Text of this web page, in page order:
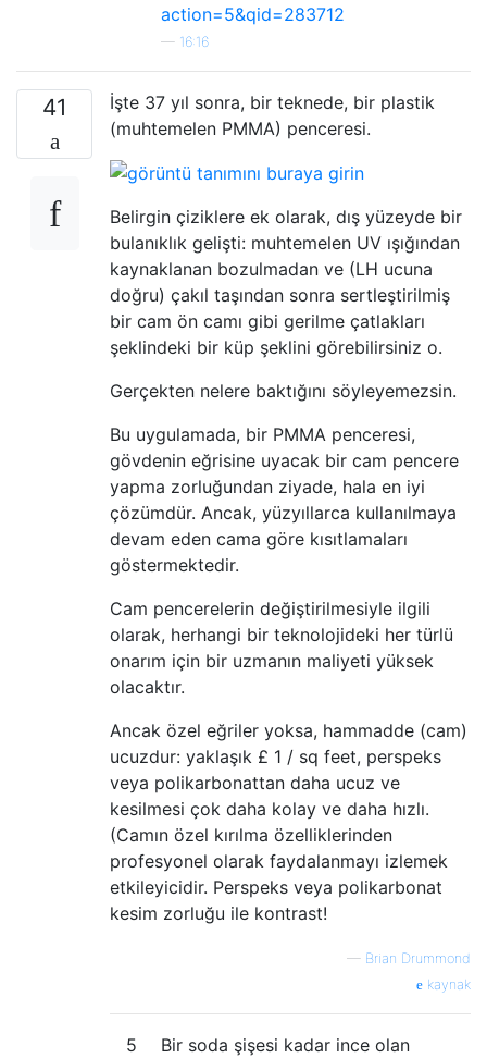
action=5&qid=283712
— 16:16
41
İşte 37 yıl sonra, bir teknede, bir plastik
(muhtemelen PMMA) penceresi.
Belirgin çiziklere ek olarak, dış yüzeyde bir
bulanıklık gelişti: muhtemelen UV ışığından
kaynaklanan bozulmadan ve (LH ucuna
doğru) çakıl taşından sonra sertleştirilmiş
bir cam ön camı gibi gerilme çatlakları
şeklindeki bir küp şeklini görebilirsiniz o.
Gerçekten nelere baktığını söyleyemezsin.
Bu uygulamada, bir PMMA penceresi,
gövdenin eğrisine uyacak bir cam pencere
yapma zorluğundan ziyade, hala en iyi
çözümdür. Ancak, yüzyıllarca kullanılmaya
devam eden cama göre kısıtlamaları
göstermektedir.
Cam pencerelerin değiştirilmesiyle ilgili
olarak, herhangi bir teknolojideki her türlü
onarım için bir uzmanın maliyeti yüksek
olacaktır.
Ancak özel eğriler yoksa, hammadde (cam)
ucuzdur: yaklaşık £ 1 / sq feet, perspeks
veya polikarbonattan daha ucuz ve
kesilmesi çok daha kolay ve daha hızlı.
(Camın özel kırılma özelliklerinden
profesyonel olarak faydalanmayı izlemek
etkileyicidir. Perspeks veya polikarbonat
kesim zorluğu ile kontrast!
— Brian Drummond
kaynak
5
Bir soda şişesi kadar ince olan